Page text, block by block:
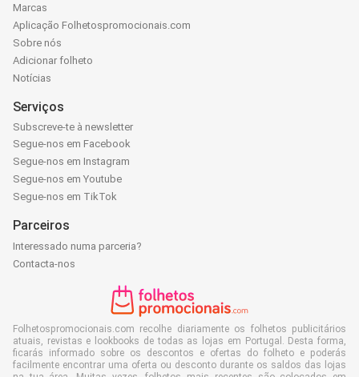
Marcas
Aplicação Folhetospromocionais.com
Sobre nós
Adicionar folheto
Notícias
Serviços
Subscreve-te à newsletter
Segue-nos em Facebook
Segue-nos em Instagram
Segue-nos em Youtube
Segue-nos em TikTok
Parceiros
Interessado numa parceria?
Contacta-nos
Folhetospromocionais.com recolhe diariamente os folhetos publicitários
atuais, revistas e lookbooks de todas as lojas em Portugal. Desta forma,
ficarás informado sobre os descontos e ofertas do folheto e poderás
facilmente encontrar uma oferta ou desconto durante os saldos das lojas